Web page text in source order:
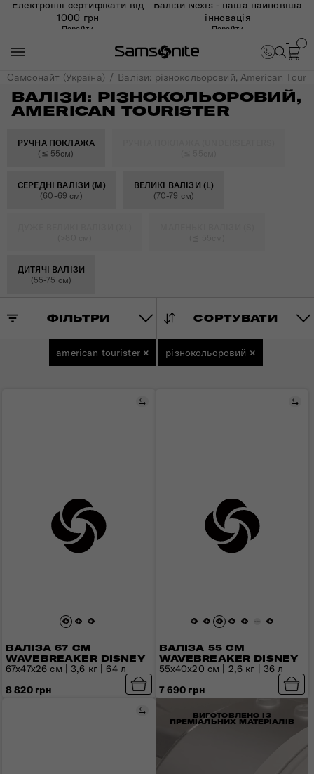
Електронні сертифікати від
1000 грн
Перейти
Валізи Nexis - наша найновіша
інновація
Перейти
Самсонайт (Україна) Валізи: різнокольоровий, American
ВАЛІЗИ: РІЗНОКОЛЬОРОВИЙ,
AMERICAN TOURISTER
РУЧНА ПОКЛАЖА
(≦ 55см)
СЕРЕДНІ ВАЛІЗИ (M)
(60-69 см)
ВЕЛИКІ ВАЛІЗИ (L)
(70-79 см)
ДИТЯЧІ ВАЛІЗИ
(55-75 см)
ФІЛЬТРИ СОРТУВАТИ
american tourister × різнокольоровий ×
ВАЛІЗА 67 СМ
WAVEBREAKER DISNEY
Порівняти
67x47x26 см | 3,6 кг | 64 л
8 820 грн
ВАЛІЗА 55 СМ
WAVEBREAKER DISNEY
55x40x20 см | 2,6 кг | 36 л
7 690 грн
Порівняти
ВИГОТОВЛЕНО ІЗ
ПРЕМІАЛЬНИХ МАТЕРІАЛІВ